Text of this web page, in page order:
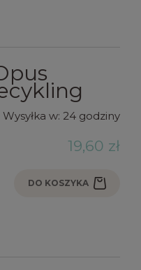
Wysyłka w: 24 godziny
19,60 zł
DO KOSZYKA